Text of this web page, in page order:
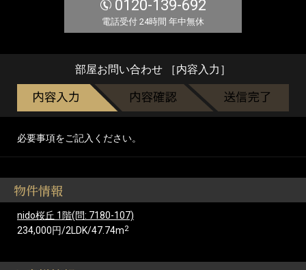
0120-139-692
電話受付 24時間 年中無休
部屋お問い合わせ ［内容入力］
必要事項をご記入ください。
物件情報
nido桜丘 1階(問: 7180-107)
234,000円/2LDK/47.74m2